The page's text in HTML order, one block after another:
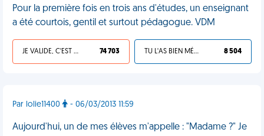
Pour la première fois en trois ans d'études, un enseignant
a été courtois, gentil et surtout pédagogue. VDM
JE VALIDE, C'EST UNE VDM 74 703 TU L'AS BIEN MÉRITÉ 8 504
Par lolie11400 - 06/03/2013 11:59
Aujourd'hui, un de mes élèves m'appelle : "Madame ?" Je